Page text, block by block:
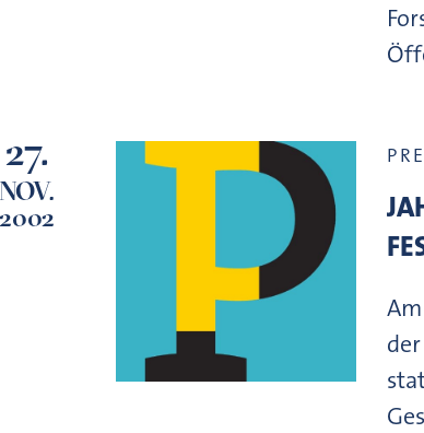
27.
NOV.
2002